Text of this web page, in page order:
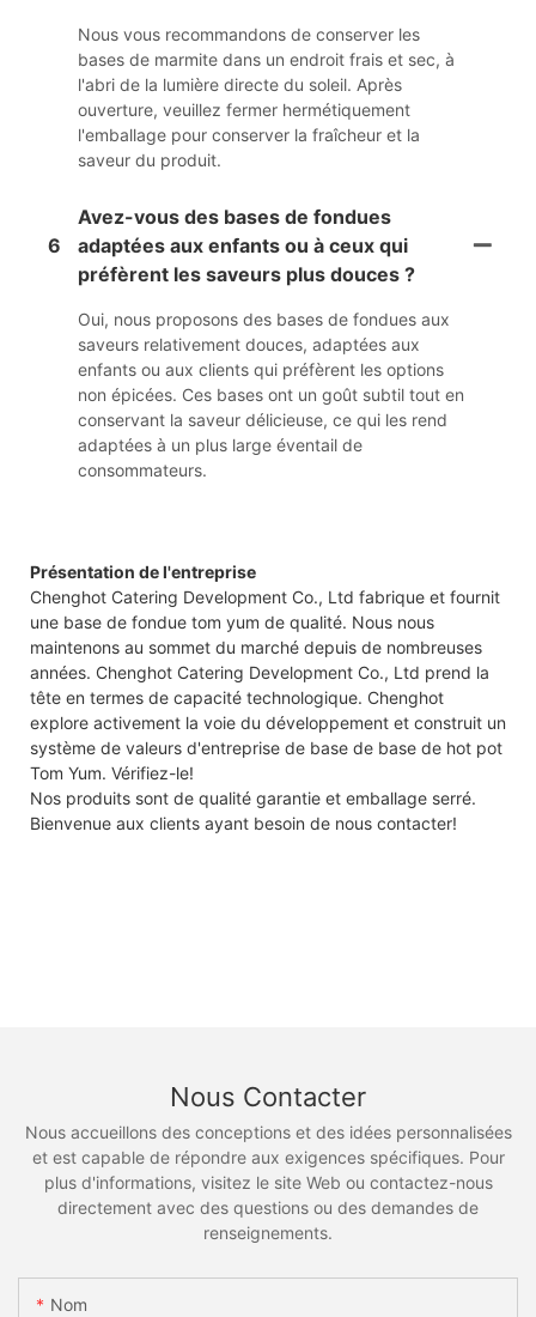
Nous vous recommandons de conserver les
bases de marmite dans un endroit frais et sec, à
l'abri de la lumière directe du soleil. Après
ouverture, veuillez fermer hermétiquement
l'emballage pour conserver la fraîcheur et la
saveur du produit.
6
Avez-vous des bases de fondues
adaptées aux enfants ou à ceux qui
préfèrent les saveurs plus douces ?
Oui, nous proposons des bases de fondues aux
saveurs relativement douces, adaptées aux
enfants ou aux clients qui préfèrent les options
non épicées. Ces bases ont un goût subtil tout en
conservant la saveur délicieuse, ce qui les rend
adaptées à un plus large éventail de
consommateurs.
Présentation de l'entreprise
Chenghot Catering Development Co., Ltd fabrique et fournit
une base de fondue tom yum de qualité. Nous nous
maintenons au sommet du marché depuis de nombreuses
années. Chenghot Catering Development Co., Ltd prend la
tête en termes de capacité technologique. Chenghot
explore activement la voie du développement et construit un
système de valeurs d'entreprise de base de base de hot pot
Tom Yum. Vérifiez-le!
Nos produits sont de qualité garantie et emballage serré.
Bienvenue aux clients ayant besoin de nous contacter!
Nous Contacter
Nous accueillons des conceptions et des idées personnalisées
et est capable de répondre aux exigences spécifiques. Pour
plus d'informations, visitez le site Web ou contactez-nous
directement avec des questions ou des demandes de
renseignements.
Nom